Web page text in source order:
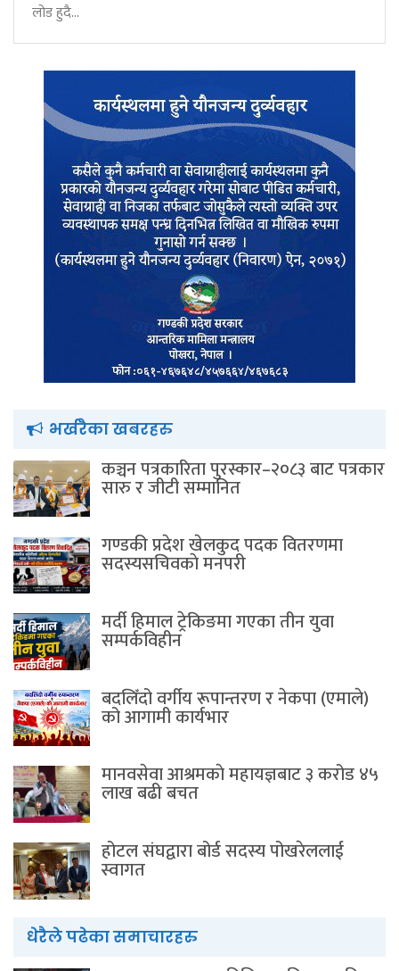
लोड हुदै...
भर्खरैका खबरहरु
कञ्चन पत्रकारिता पुरस्कार–२०८३ बाट पत्रकार
सारु र जीटी सम्मानित
गण्डकी प्रदेश खेलकुद पदक वितरणमा
सदस्यसचिवकाे मनपरी
मर्दी हिमाल ट्रेकिङमा गएका तीन युवा
सम्पर्कविहीन
बदलिँदो वर्गीय रूपान्तरण र नेकपा (एमाले)
को आगामी कार्यभार
मानवसेवा आश्रमकाे‌ महायज्ञबाट ३ करोड ४५
लाख बढी बचत
होटल संघद्वारा बोर्ड सदस्य पोखरेललाई
स्वागत
धेरैले पढेका समाचारहरु